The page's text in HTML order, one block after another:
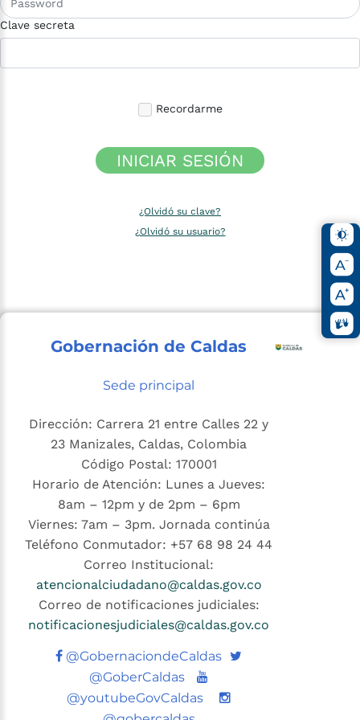
Clave secreta
Recordarme
INICIAR SESIÓN
¿Olvidó su clave?
¿Olvidó su usuario?
Gobernación de Caldas
Sede principal
Dirección: Carrera 21 entre Calles 22 y
23 Manizales, Caldas, Colombia
Código Postal: 170001
Horario de Atención: Lunes a Jueves:
8am – 12pm y de 2pm – 6pm
Viernes: 7am – 3pm. Jornada continúa
Teléfono Conmutador: +57 68 98 24 44
Correo Institucional:
atencionalciudadano@caldas.gov.co
Correo de notificaciones judiciales:
notificacionesjudiciales@caldas.gov.co
@GobernaciondeCaldas Twitter
@GoberCaldas
Youtube
@youtubeGovCaldas